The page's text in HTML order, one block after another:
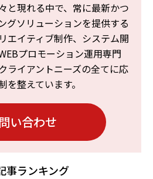
と現れる中で、常に最新かつ
グソリューションを提供する
エイティブ制作、システム開
プロモーション運用専門
ライアントニーズの全てに応
整えています。
い合わせ
事ランキング